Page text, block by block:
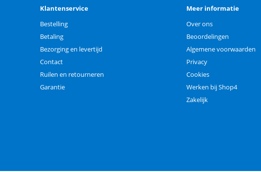
Klantenservice
Bestelling
Betaling
Bezorging en levertijd
Contact
Ruilen en retourneren
Garantie
Meer informatie
Over ons
Beoordelingen
Algemene voorwaarden
Privacy
Cookies
Werken bij Shop4
Zakelijk